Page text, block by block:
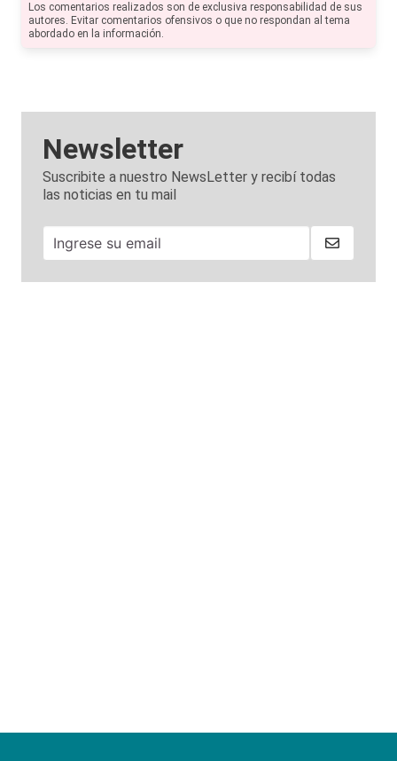
Los comentarios realizados son de exclusiva responsabilidad de sus
autores. Evitar comentarios ofensivos o que no respondan al tema
abordado en la información.
Newsletter
Suscribite a nuestro NewsLetter y recibí todas
las noticias en tu mail